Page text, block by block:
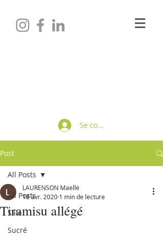
Se connecter
Post
All Posts
Salé
Sucré
All Posts
Tiramisu allégé
LAURENSON Maelle
18 avr. 2020 1 min de lecture